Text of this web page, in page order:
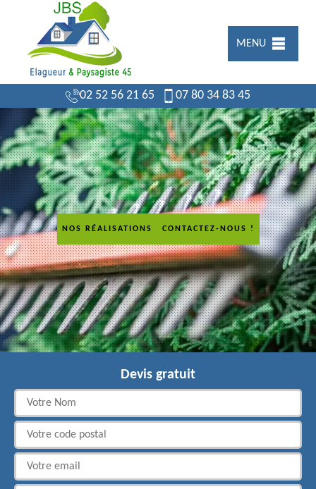
MENU
02 52 56 21 65 07 80 34 83 45
NOS RÉALISATIONS CONTACTEZ-NOUS !
Devis gratuit